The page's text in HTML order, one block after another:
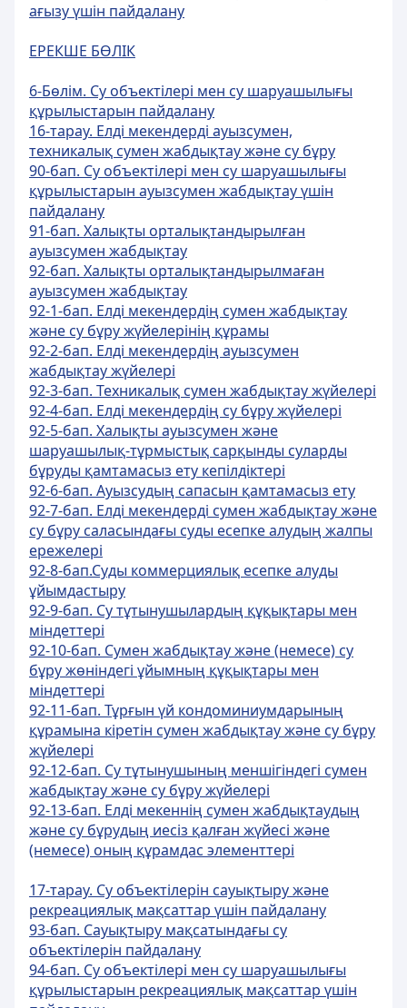
ағызу үшiн пайдалану
ЕРЕКШЕ БӨЛІК
6-Бөлім. Су объектілері мен су шаруашылығы
құрылыстарын пайдалану
16-тарау. Елді мекендерді ауызсумен,
техникалық сумен жабдықтау және су бұру
90-бап. Су объектiлерi мен су шаруашылығы
құрылыстарын ауызсумен жабдықтау үшiн
пайдалану
91-бап. Халықты орталықтандырылған
ауызсумен жабдықтау
92-бап. Халықты орталықтандырылмаған
ауызсумен жабдықтау
92-1-бап. Елді мекендердің сумен жабдықтау
және су бұру жүйелерінің құрамы
92-2-бап. Елді мекендердің ауызсумен
жабдықтау жүйелері
92-3-бап. Техникалық сумен жабдықтау жүйелері
92-4-бап. Елді мекендердің су бұру жүйелері
92-5-бап. Халықты ауызсумен және
шаруашылық-тұрмыстық сарқынды суларды
бұруды қамтамасыз ету кепілдіктері
92-6-бап. Ауызсудың сапасын қамтамасыз ету
92-7-бап. Елді мекендерді сумен жабдықтау және
су бұру саласындағы суды есепке алудың жалпы
ережелері
92-8-бап.Суды коммерциялық есепке алуды
ұйымдастыру
92-9-бап. Су тұтынушылардың құқықтары мен
міндеттері
92-10-бап. Сумен жабдықтау және (немесе) су
бұру жөніндегі ұйымның құқықтары мен
міндеттері
92-11-бап. Тұрғын үй кондоминиумдарының
құрамына кіретін сумен жабдықтау және су бұру
жүйелері
92-12-бап. Су тұтынушының меншігіндегі сумен
жабдықтау және су бұру жүйелері
92-13-бап. Елді мекеннің сумен жабдықтаудың
және су бұрудың иесіз қалған жүйесі және
(немесе) оның құрамдас элементтері
17-тарау. Су объектілерін сауықтыру және
рекреациялық мақсаттар үшін пайдалану
93-бап. Сауықтыру мақсатындағы су
объектiлерiн пайдалану
94-бап. Су объектiлерi мен су шаруашылығы
құрылыстарын рекреациялық мақсаттар үшін